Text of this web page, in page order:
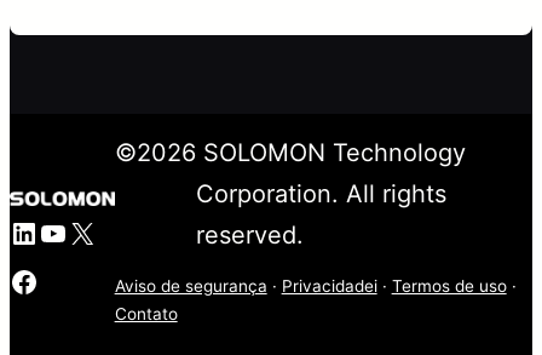
LinkedIn
YouTube
X
©2026SOLOMON Technology
Corporation. All rights
reserved.
Aviso de segurança · Privacidadei· Termos de uso·
Contato